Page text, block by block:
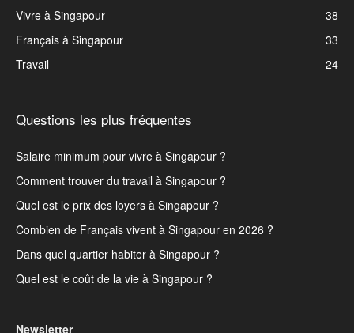
Vivre à Singapour
38
Français à Singapour
33
Travail
24
Questions les plus fréquentes
Salaire minimum pour vivre à Singapour ?
Comment trouver du travail à Singapour ?
Quel est le prix des loyers à Singapour ?
Combien de Français vivent à Singapour en 2026 ?
Dans quel quartier habiter à Singapour ?
Quel est le coût de la vie à Singapour ?
Newsletter